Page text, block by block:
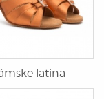
latina